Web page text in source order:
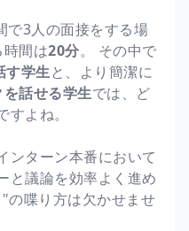
で3人の面接をする場
間は20分。 その中で
す学生と、より簡潔に
話せる学生では、ど
よね。
ンターン本番において
と議論を効率よく進め
の喋り方は欠かせませ